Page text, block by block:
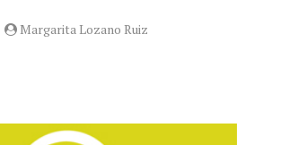
Margarita Lozano Ruiz